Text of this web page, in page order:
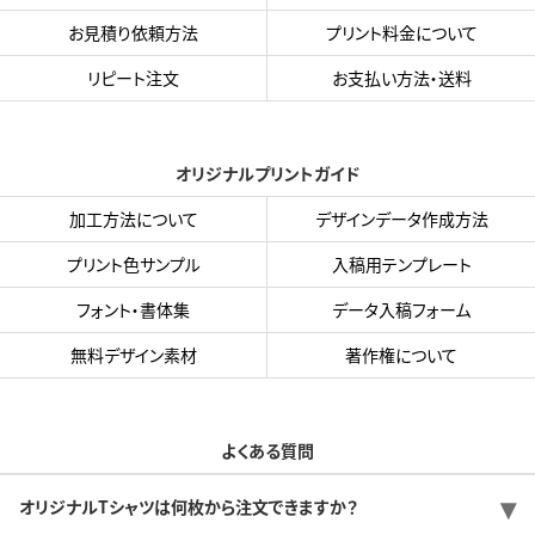
お見積り依頼方法
プリント料金について
リピート注文
お支払い方法・送料
オリジナルプリントガイド
加工方法について
デザインデータ作成方法
プリント色サンプル
入稿用テンプレート
フォント・書体集
データ入稿フォーム
無料デザイン素材
著作権について
よくある質問
オリジナルTシャツは何枚から注文できますか？